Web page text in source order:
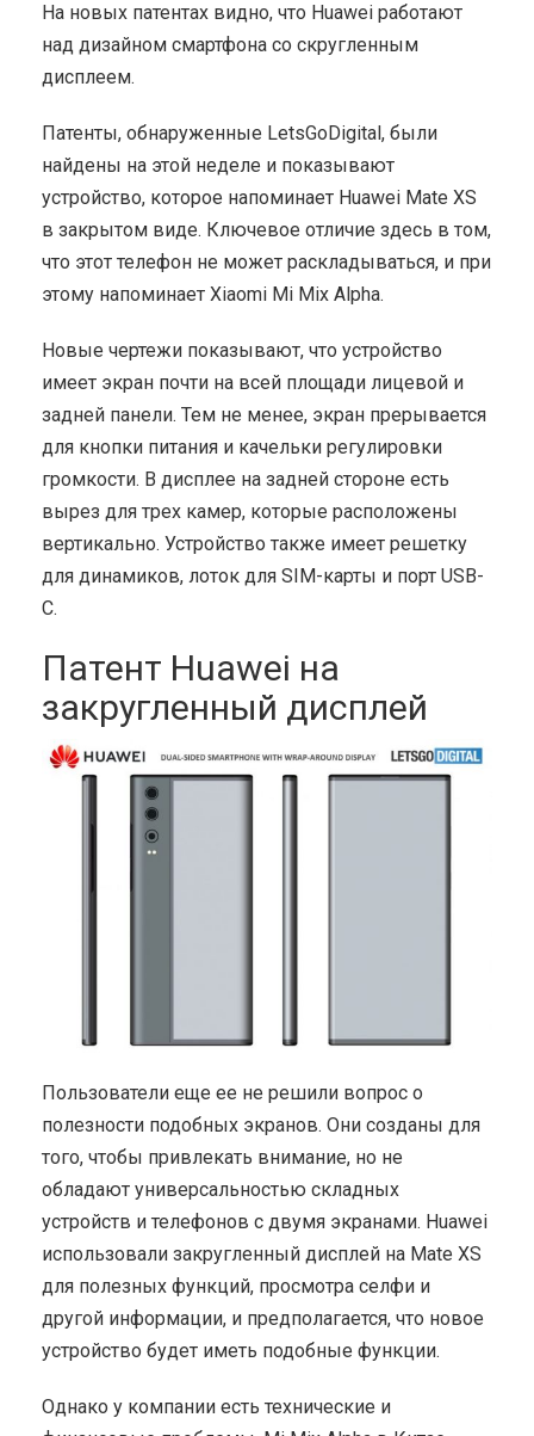
На новых патентах видно, что Huawei работают
над дизайном смартфона со скругленным
дисплеем.
Патенты, обнаруженные LetsGoDigital, были
найдены на этой неделе и показывают
устройство, которое напоминает Huawei Mate XS
в закрытом виде. Ключевое отличие здесь в том,
что этот телефон не может раскладываться, и при
этому напоминает Xiaomi Mi Mix Alpha.
Новые чертежи показывают, что устройство
имеет экран почти на всей площади лицевой и
задней панели. Тем не менее, экран прерывается
для кнопки питания и качельки регулировки
громкости. В дисплее на задней стороне есть
вырез для трех камер, которые расположены
вертикально. Устройство также имеет решетку
для динамиков, лоток для SIM-карты и порт USB-
C.
Патент Huawei на
закругленный дисплей
Пользователи еще ее не решили вопрос о
полезности подобных экранов. Они созданы для
того, чтобы привлекать внимание, но не
обладают универсальностью складных
устройств и телефонов с двумя экранами. Huawei
использовали закругленный дисплей на Mate XS
для полезных функций, просмотра селфи и
другой информации, и предполагается, что новое
устройство будет иметь подобные функции.
Однако у компании есть технические и